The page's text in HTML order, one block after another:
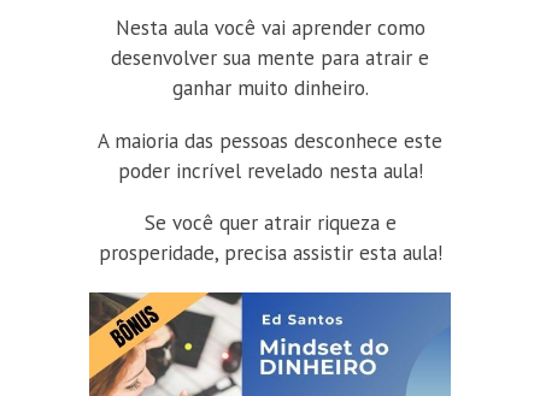
Nesta aula você vai aprender como
desenvolver sua mente para atrair e
ganhar muito dinheiro.
A maioria das pessoas desconhece este
poder incrível revelado nesta aula!
Se você quer atrair riqueza e
prosperidade, precisa assistir esta aula!